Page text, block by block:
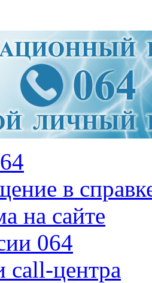
в
на сайте
064
call-центра